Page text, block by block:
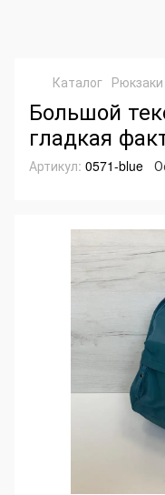
Каталог Рюкзаки
Большой
гладкая
Артикул: 0571-blue